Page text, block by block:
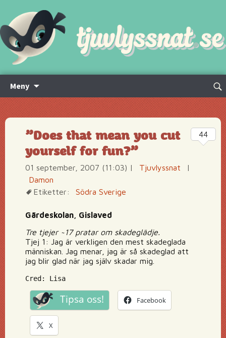
Meny
innehåll
Sök
”Does that mean you cut
yourself for fun?”
01 september, 2007 (11:03) | Tjuvlyssnat
|
Damon
Etiketter:
Södra Sverige
Gärdeskolan, Gislaved
Tre tjejer ~17 pratar om skadeglädje.
Tjej 1: Jag är verkligen den mest skadeglada
människan. Jag menar, jag är så skadeglad att
jag blir glad när jag själv skadar mig.
Cred: Lisa
Tipsa oss! Facebook
X
44